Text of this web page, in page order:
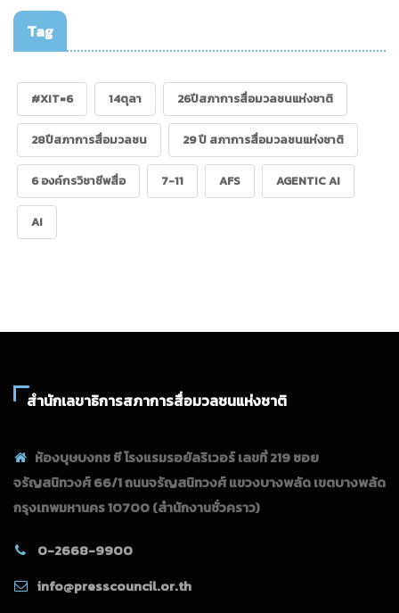
Tag
#XIT=6 14ตุลา 26ปีสภาการสื่อมวลชนแห่งชาติ
28ปีสภาการสื่อมวลชน 29 ปี สภาการสื่อมวลชนแห่งชาติ
6 องค์กรวิชาชีพสื่อ 7-11 AFS AGENTIC AI
AI
สำนักเลขาธิการสภาการสื่อมวลชนแห่งชาติ
ห้องบุษบงกช ซี โรงแรมรอยัลริเวอร์ เลขที่ 219 ซอย
จรัญสนิทวงศ์ 66/1 ถนนจรัญสนิทวงศ์ แขวงบางพลัด เขตบางพลัด
กรุงเทพมหานคร 10700(สำนักงานชั่วคราว)
0-2668-9900
info@presscouncil.or.th